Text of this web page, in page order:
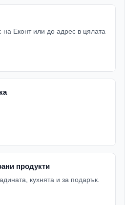
Еконт или до адрес в цялата
продукти
кухнята и за подарък.